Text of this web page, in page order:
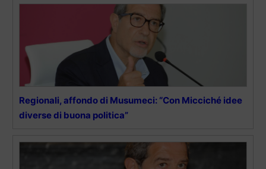
Regionali, affondo di Musumeci: “Con Micciché idee
diverse di buona politica”